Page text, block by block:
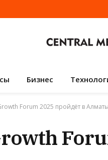
Бизнес
Forum 2025 пройдёт в Алматы